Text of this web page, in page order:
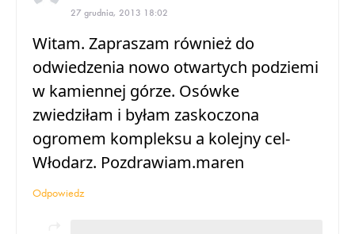
27 grudnia, 2013 18:02
Witam. Zapraszam również do
odwiedzenia nowo otwartych podziemi
w kamiennej górze. Osówke
zwiedziłam i byłam zaskoczona
ogromem kompleksu a kolejny cel-
Włodarz. Pozdrawiam.maren
Odpowiedz